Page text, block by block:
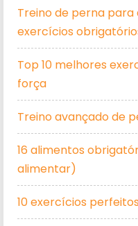
Treino de perna para
exercícios
Top 10 melhores
força
Treino avançado de
16 alimentos
alimentar)
10 exercícios